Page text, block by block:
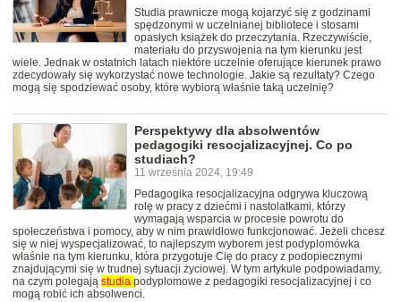
Studia prawnicze mogą kojarzyć się z godzinami
spędzonymi w uczelnianej bibliotece i stosami
opasłych książek do przeczytania. Rzeczywiście,
materiału do przyswojenia na tym kierunku jest
wiele. Jednak w ostatnich latach niektóre uczelnie oferujące kierunek prawo
zdecydowały się wykorzystać nowe technologie. Jakie są rezultaty? Czego
mogą się spodziewać osoby, które wybiorą właśnie taką uczelnię?
Perspektywy dla absolwentów
pedagogiki resocjalizacyjnej. Co po
studiach?
11 września 2024, 19:49
Pedagogika resocjalizacyjna odgrywa kluczową
rolę w pracy z dziećmi i nastolatkami, którzy
wymagają wsparcia w procesie powrotu do
społeczeństwa i pomocy, aby w nim prawidłowo funkcjonować. Jeżeli chcesz
się w niej wyspecjalizować, to najlepszym wyborem jest podyplomówka
właśnie na tym kierunku, która przygotuje Cię do pracy z podopiecznymi
znajdującymi się w trudnej sytuacji życiowej. W tym artykule podpowiadamy,
na czym polegają studia podyplomowe z pedagogiki resocjalizacyjnej i co
mogą robić ich absolwenci.